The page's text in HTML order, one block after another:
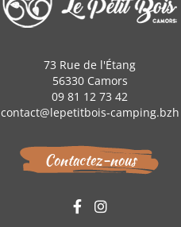
73 Rue de l'Étang
56330 Camors
09 81 12 73 42
contact@lepetitbois-camping.bzh
Contactez-nous